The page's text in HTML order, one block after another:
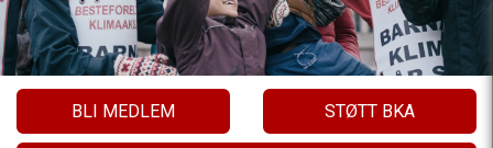
BLI MEDLEM STØTT BKA